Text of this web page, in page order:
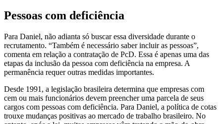
Pessoas com deficiência
Para Daniel, não adianta só buscar essa diversidade durante o
recrutamento. “Também é necessário saber incluir as pessoas”,
comenta em relação a contratação de PcD. Essa é apenas uma das
etapas da inclusão da pessoa com deficiência na empresa. A
permanência requer outras medidas importantes.
Desde 1991, a legislação brasileira determina que empresas com
cem ou mais funcionários devem preencher uma parcela de seus
cargos com pessoas com deficiência. Para Daniel, a política de cotas
trouxe mudanças positivas ao mercado de trabalho brasileiro. No